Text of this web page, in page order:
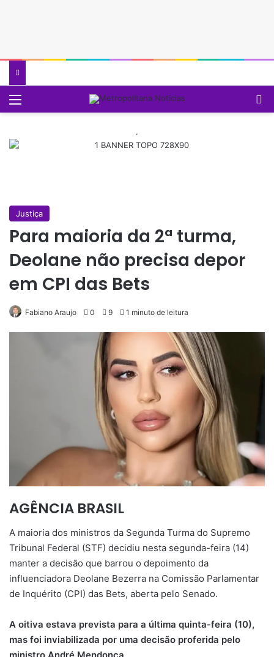
.
Justiça
Para maioria da 2ª turma,
Deolane não precisa depor
em CPI das Bets
Fabiano Araujo 0 9 1 minuto de leitura
AGÊNCIA BRASIL
A maioria dos ministros da Segunda Turma do Supremo
Tribunal Federal (STF) decidiu nesta segunda-feira (14)
manter a decisão que barrou o depoimento da
influenciadora Deolane Bezerra na Comissão Parlamentar
de Inquérito (CPI) das Bets, aberta pelo Senado.
A oitiva estava prevista para a última quinta-feira (10),
mas foi inviabilizada por uma decisão proferida pelo